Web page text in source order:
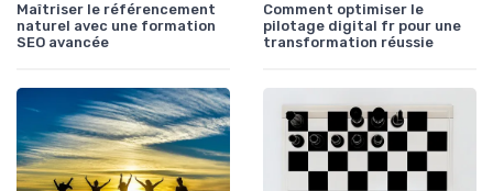
Maîtriser le référencement
naturel avec une formation
SEO avancée
Comment optimiser le
pilotage digital fr pour une
transformation réussie